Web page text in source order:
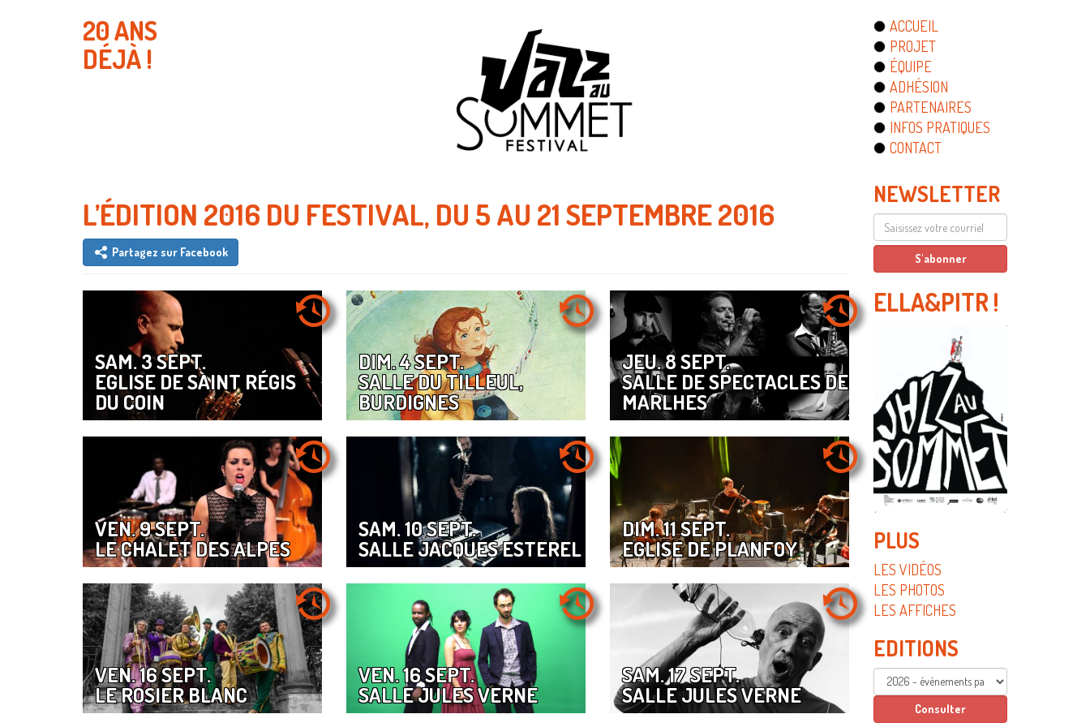
20 ANS
DÉJÀ !
ACCUEIL
PROJET
ÉQUIPE
ADHÉSION
PARTENAIRES
INFOS PRATIQUES
CONTACT
L’ÉDITION 2016 DU FESTIVAL, DU 5 AU 21 SEPTEMBRE 2016
Partagez sur Facebook
SAM. 3 SEPT.
EGLISE DE SAINT RÉGIS
DU COIN
DIM. 4 SEPT.
SALLE DU TILLEUL,
BURDIGNES
JEU. 8 SEPT.
SALLE DE SPECTACLES DE
MARLHES
VEN. 9 SEPT.
LE CHALET DES ALPES
SAM. 10 SEPT.
SALLE JACQUES ESTEREL
DIM. 11 SEPT.
EGLISE DE PLANFOY
VEN. 16 SEPT.
LE ROSIER BLANC
VEN. 16 SEPT.
SALLE JULES VERNE
SAM. 17 SEPT.
SALLE JULES VERNE
NEWSLETTER
ELLA&PITR !
PLUS
LES VIDÉOS
LES PHOTOS
LES AFFICHES
EDITIONS